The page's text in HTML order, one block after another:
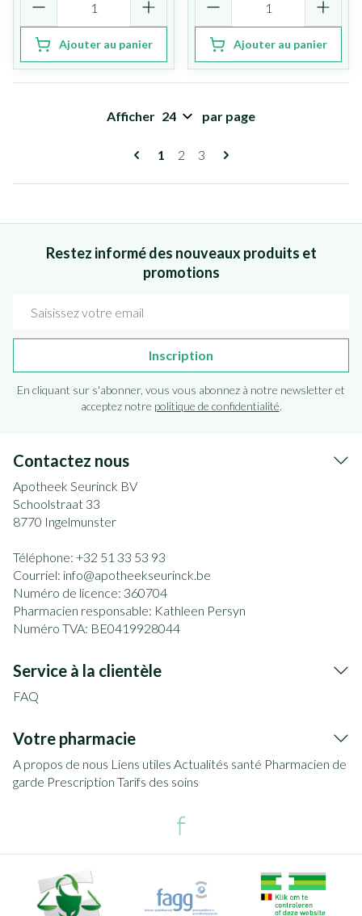
Ajouter au panier Ajouter au panier
Pages
Vous lisez actuellement la page
1 Page
2 Page
3
Afficher par page
Restez informé des nouveaux produits et
promotions
Inscription
En cliquant sur s'abonner, vous vous abonnez à notre newsletter et
acceptez notre politique de confidentialité.
Contactez nous
Apotheek Seurinck BV
Schoolstraat 33
8770 Ingelmunster
Téléphone: +32 51 33 53 93
Courriel: info@apotheekseurinck.be
Numéro de licence: 360704
Pharmacien responsable: Kathleen Persyn
Numéro TVA: BE0419928044
Service à la clientèle
FAQ
Votre pharmacie
A propos de nous Liens utiles Actualités santé Pharmacien de
garde Prescription Tarifs des soins